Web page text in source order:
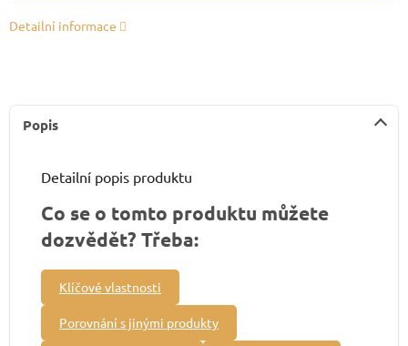
Detailní informace
Popis
Detailní popis produktu
Co se o tomto produktu můžete
dozvědět? Třeba:
Klíčové vlastnosti
Porovnání s jinými produkty